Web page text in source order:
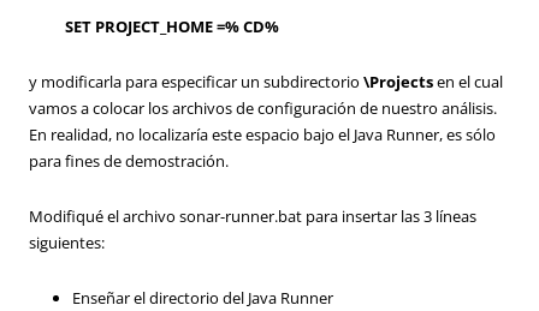
SET PROJECT_HOME =% CD%
y modificarla para especificar un subdirectorio \Projectsen el cual
vamos a colocar los archivos de configuración de nuestro análisis.
En realidad, no localizaría este espacio bajo el Java Runner, es sólo
para fines de demostración.
Modifiqué el archivo sonar-runner.bat para insertar las 3 líneas
siguientes:
Enseñar el directorio del Java Runner